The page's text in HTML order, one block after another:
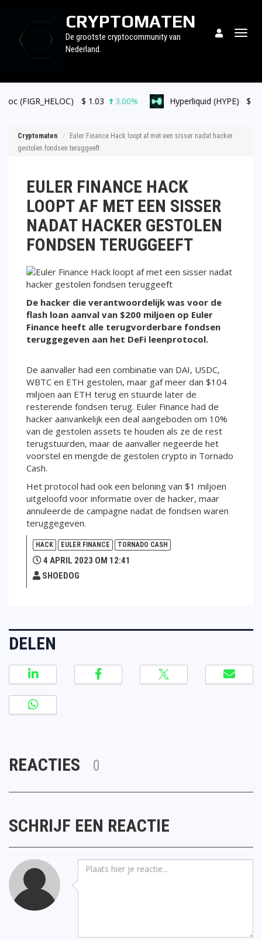
CRYPTOMATEN
De grootste cryptocommunity van
Nederland.
$1.03 3.00% Hyperliquid (HYPE) $56.51
Cryptomaten
Euler Finance Hack loopt af met een sisser nadat hacker
gestolen fondsen teruggeeft
EULER FINANCE HACK
LOOPT AF MET EEN SISSER
NADAT HACKER GESTOLEN
FONDSEN TERUGGEEFT
De hacker die verantwoordelijk was voor de
flash loan aanval van $200 miljoen op Euler
Finance heeft alle terugvorderbare fondsen
teruggegeven aan het DeFi leenprotocol.
De aanvaller had een combinatie van DAI, USDC,
WBTC en ETH gestolen, maar gaf meer dan $104
miljoen aan ETH terug en stuurde later de
resterende fondsen terug. Euler Finance had de
hacker aanvankelijk een deal aangeboden om 10%
van de gestolen assets te houden als ze de rest
terugstuurden, maar de aanvaller negeerde het
voorstel en mengde de gestolen crypto in Tornado
Cash.
Het protocol had ook een beloning van $1 miljoen
uitgeloofd voor informatie over de hacker, maar
annuleerde de campagne nadat de fondsen waren
teruggegeven.
HACK EULER FINANCE TORNADO CASH
4 APRIL 2023 OM 12:41
SHOEDOG
DELEN
REACTIES 0
SCHRIJF EEN REACTIE